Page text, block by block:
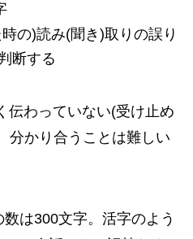
の)読み(聞き)取りの誤り
断する
伝わっていない(受け止め
分かり合うことは難しい
は300文字。活字のよう